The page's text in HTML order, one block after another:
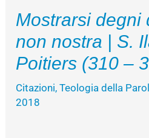
Mostrarsi degni
non nostra | S.
Poitiers (310 –
Citazioni,Teologia della
2018